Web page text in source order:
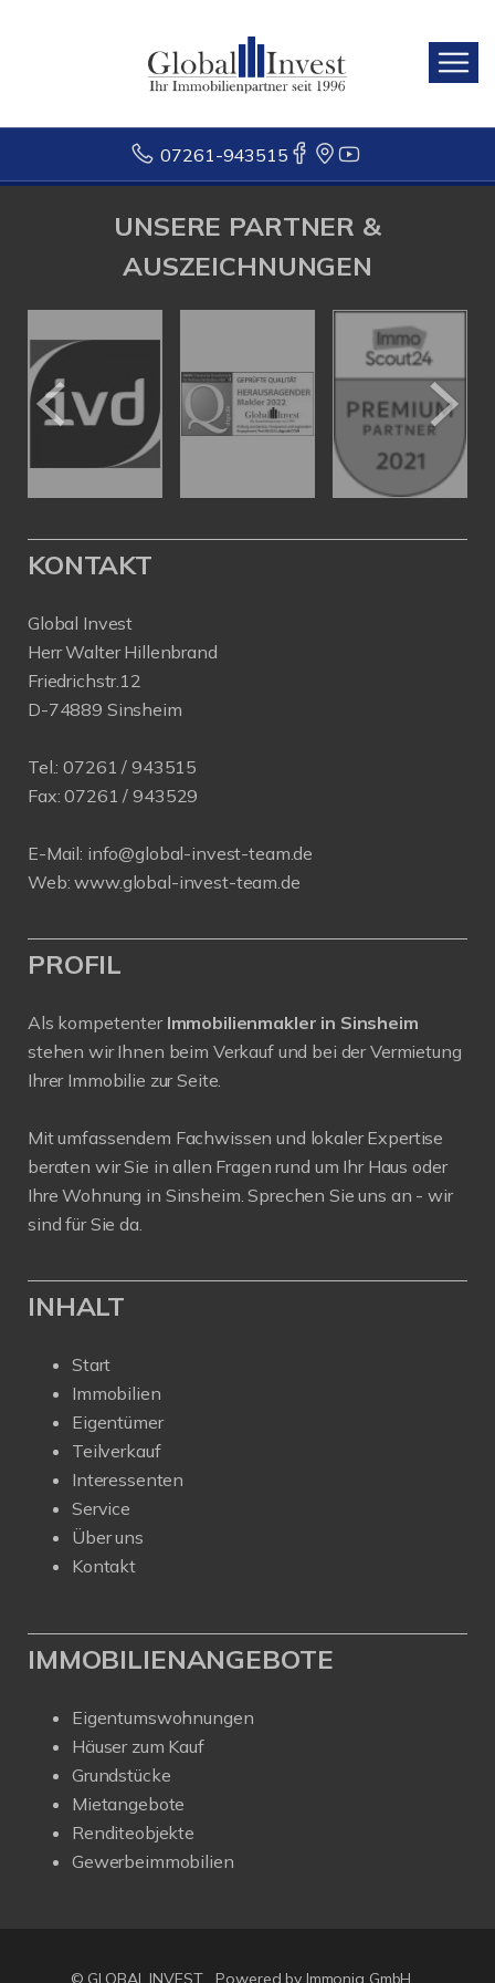
07261-943515
UNSERE PARTNER &
AUSZEICHNUNGEN
KONTAKT
Global Invest
Herr Walter Hillenbrand
Friedrichstr.12
D-74889 Sinsheim
Tel.:07261 / 943515
Fax: 07261 / 943529
E-Mail: info@global-invest-team.de
Web:www.global-invest-team.de
PROFIL
Als kompetenter Immobilienmakler in Sinsheim
stehen wir Ihnen beim Verkauf und bei der Vermietung
Ihrer Immobilie zur Seite.
Mit umfassendem Fachwissen und lokaler Expertise
beraten wir Sie in allen Fragen rund um Ihr Haus oder
Ihre Wohnung in Sinsheim. Sprechen Sie uns an - wir
sind für Sie da.
INHALT
Start
Immobilien
Eigentümer
Teilverkauf
Interessenten
Service
Über uns
Kontakt
IMMOBILIENANGEBOTE
Eigentumswohnungen
Häuser zum Kauf
Grundstücke
Mietangebote
Renditeobjekte
Gewerbeimmobilien
© GLOBAL INVEST Powered by Immonia GmbH